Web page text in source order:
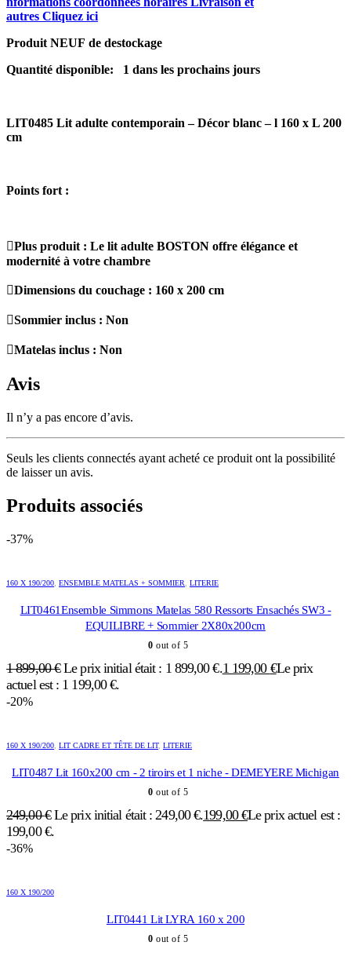
autres Cliquez ici
Produit NEUF de destockage
Quantité disponible: 1 dans les prochains jours
LIT0485 Lit adulte contemporain – Décor blanc – l 160 x L 200
cm
Points fort :
Plus produit : Le lit adulte BOSTON offre élégance et
modernité à votre chambre
Dimensions du couchage : 160 x 200 cm
Sommier inclus : Non
Matelas inclus : Non
Avis
Il n’y a pas encore d’avis.
Seuls les clients connectés ayant acheté ce produit ont la possibilité
de laisser un avis.
Produits associés
-37%
160 X 190/200 ENSEMBLE MATELAS + SOMMIER LITERIE
LIT0461Ensemble Simmons Matelas 580 Ressorts Ensachés SW3 -
EQUILIBRE + Sommier 2X80x200cm
0 out of 5
1 899,00€ Le prix initial était : 1 899,00 €.1 199,00 €Le prix
actuel est : 1 199,00 €.
-20%
160 X 190/200 LIT CADRE ET TÊTE DE LIT, LITERIE
LIT0487 Lit 160x200 cm - 2 tiroirs et 1 niche - DEMEYERE Michigan
0 out of 5
249,00€ Le prix initial était : 249,00 €.199,00€Le prix actuel est :
199,00 €.
-36%
160 X 190/200
LIT0441 Lit LYRA 160 x 200
0 out of 5